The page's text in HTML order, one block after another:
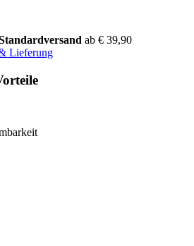
ab € 39,90
Lieferung